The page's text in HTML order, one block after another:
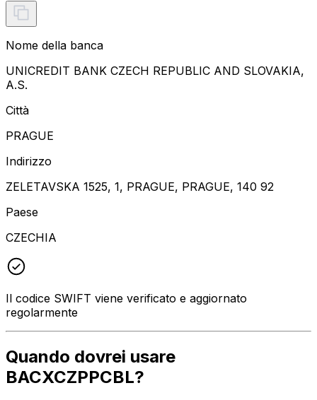
Nome della banca
UNICREDIT BANK CZECH REPUBLIC AND SLOVAKIA,
A.S.
Città
PRAGUE
Indirizzo
ZELETAVSKA 1525, 1, PRAGUE, PRAGUE, 140 92
Paese
CZECHIA
Il codice SWIFT viene verificato e aggiornato
regolarmente
Quando dovrei usare
BACXCZPPCBL?